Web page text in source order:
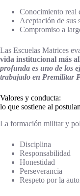
Conocimiento real
Aceptación de sus
Compromiso a
Las Escuelas Matrices
vida institucional más
profunda es uno de los
trabajado en Premilitar
Valores y conducta:
lo que sostiene al
La formación militar y
Disciplina
Responsabilidad
Honestidad
Perseverancia
Respeto por la